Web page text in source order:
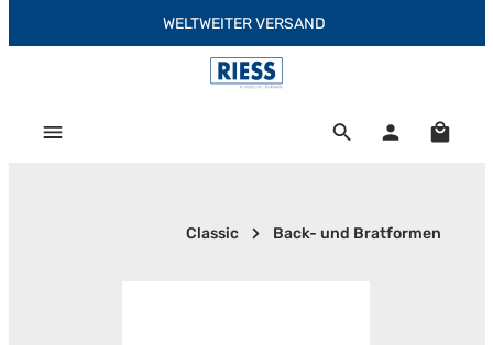
Zum Hauptinhalt springenWELTWEITER VERSAND
Classic Back- und Bratformen